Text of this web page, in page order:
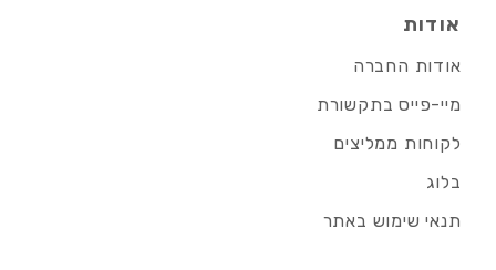
אודות
אודות החברה
מיי-פייס בתקשורת
לקוחות ממליצים
בלוג
תנאי שימוש באתר